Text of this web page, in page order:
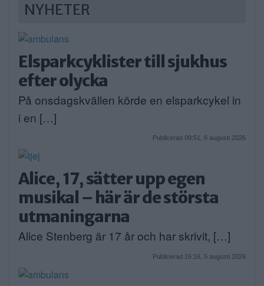
NYHETER
Elsparkcyklister till sjukhus
efter olycka
På onsdagskvällen körde en elsparkcykel in
i en […]
Publicerad 09:51, 6 augusti 2026
Alice, 17, sätter upp egen
musikal – här är de största
utmaningarna
Alice Stenberg är 17 år och har skrivit, […]
Publicerad 16:16, 5 augusti 2026